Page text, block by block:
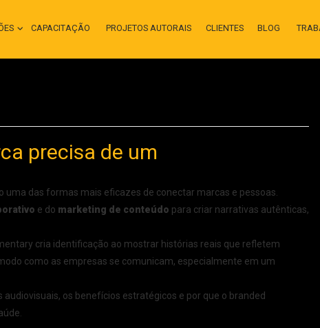
CAPACITAÇÃO PROJETOS AUTORAIS CLIENTES BLOG
precisa de um
das formas mais eficazes de conectar marcas e pessoas.
e do marketing de conteúdo para criar narrativas autênticas,
cria identificação ao mostrar histórias reais que refletem
como as empresas se comunicam, especialmente em um
os benefícios estratégicos e por que o branded